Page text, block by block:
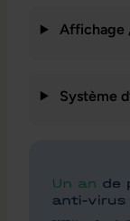
Affichage
Système